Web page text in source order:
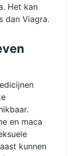
Het kan
dan Viagra.
en maca
kunnen